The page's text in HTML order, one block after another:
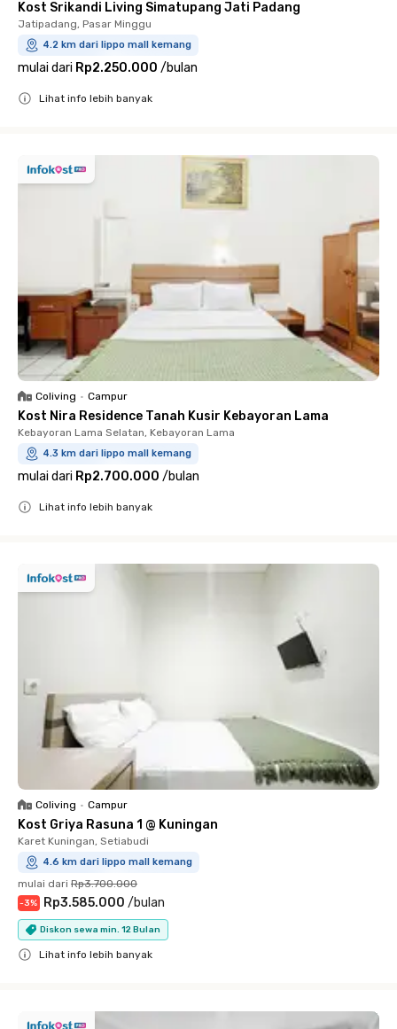
Kost Srikandi Living Simatupang Jati Padang
Jatipadang, Pasar Minggu
4.2 km dari lippo mall kemang
mulai dari Rp2.250.000 /bulan
Lihat info lebih banyak
Coliving • Campur
Kost Nira Residence Tanah Kusir Kebayoran Lama
Kebayoran Lama Selatan, Kebayoran Lama
4.3 km dari lippo mall kemang
mulai dari Rp2.700.000 /bulan
Lihat info lebih banyak
Coliving • Campur
Kost Griya Rasuna 1 @ Kuningan
Karet Kuningan, Setiabudi
4.6 km dari lippo mall kemang
mulai dari Rp3.700.000
-3% Rp3.585.000 /bulan
Diskon sewa min. 12 Bulan
Lihat info lebih banyak